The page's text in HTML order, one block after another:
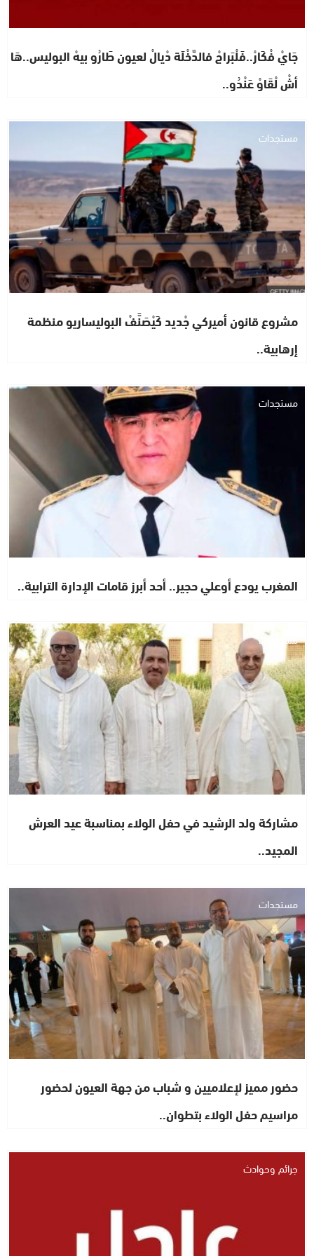
جَايْ فْكَارْ..فَلْبَراجْ فالدَّخْلَة دْيالْ لعيون طَارُو بيهْ البوليس..هَا
أشْ لْقَاوْ عَنْدُو..
مستجدات
مشروع قانون أميركي جْديد كَيْصَنَّفْ البوليساريو منظمة
إرهابية..
مستجدات
المغرب يودع أوعلي حجير.. أحد أبرز قامات الإدارة الترابية..
مستجدات
مشاركة ولد الرشيد في حفل الولاء بمناسبة عيد العرش
المجيد..
مستجدات
حضور مميز لإعلاميين و شباب من جهة العيون لحضور
مراسيم حفل الولاء بتطوان..
جرائم وحوادث